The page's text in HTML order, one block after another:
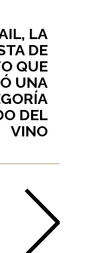
LA
DE
QUE
UNA
DEL
VINO